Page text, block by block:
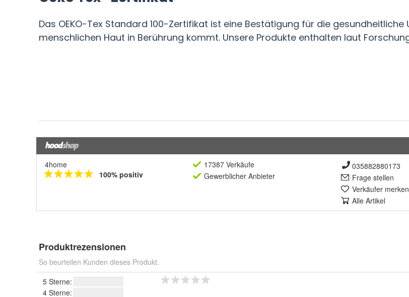
4home
100% positiv
17387 Verkäufe
Gewerblicher Anbieter
035882880173
Frage stellen
Verkäufer merken
Alle Artikel
Produktrezensionen
So beurteilen Kunden dieses Produkt.
5 Sterne:
4 Sterne: